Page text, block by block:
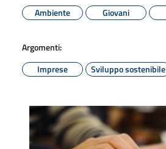
Ambiente
Giovani
Argomenti:
Imprese
Sviluppo sostenibile